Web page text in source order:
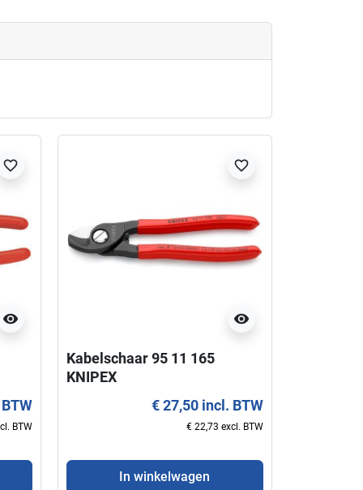
visibility
favorite_border
BTW
visibility
favorite_border
Kabelschaar 95 11 165
KNIPEX
€ 27,50 incl. BTW
€ 22,73 excl. BTW
In winkelwagen